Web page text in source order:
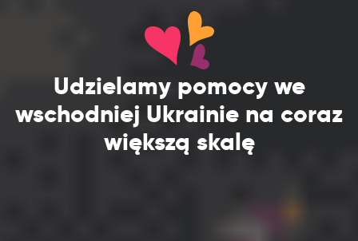
Udzielamy pomocy we
wschodniej Ukrainie na coraz
większą skalę